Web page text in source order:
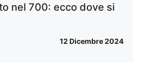
nel 700: ecco dove si
12 Dicembre 2024